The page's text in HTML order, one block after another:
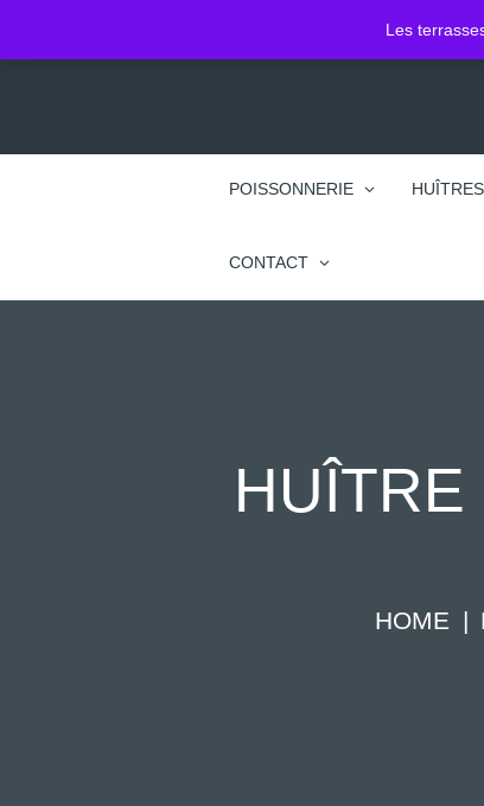
Les
2 Pl. Jean Jacques Rousseau
POISSONNERIE
CONTACT
HOME